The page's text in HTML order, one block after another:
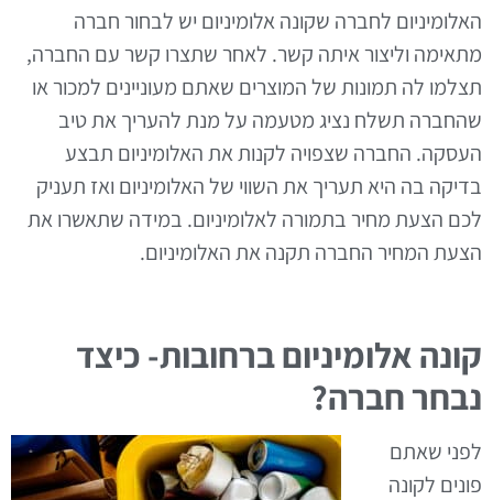
האלומיניום לחברה שקונה אלומיניום יש לבחור חברה
מתאימה וליצור איתה קשר. לאחר שתצרו קשר עם החברה,
תצלמו לה תמונות של המוצרים שאתם מעוניינים למכור או
שהחברה תשלח נציג מטעמה על מנת להעריך את טיב
העסקה. החברה שצפויה לקנות את האלומיניום תבצע
בדיקה בה היא תעריך את השווי של האלומיניום ואז תעניק
לכם הצעת מחיר בתמורה לאלומיניום. במידה שתאשרו את
הצעת המחיר החברה תקנה את האלומיניום.
קונה אלומיניום ברחובות- כיצד
נבחר חברה?
לפני שאתם
פונים לקונה